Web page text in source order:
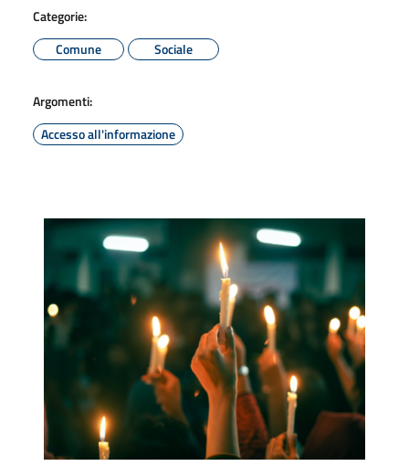
Categorie:
Comune
Sociale
Argomenti:
Accesso all'informazione